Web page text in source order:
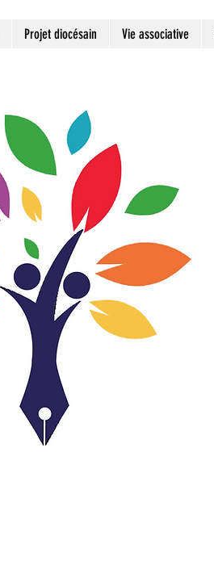
Projet diocésain Vie associative